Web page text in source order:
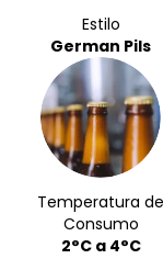
Estilo
German Pils
Temperatura de
Consumo
2°C a 4°C